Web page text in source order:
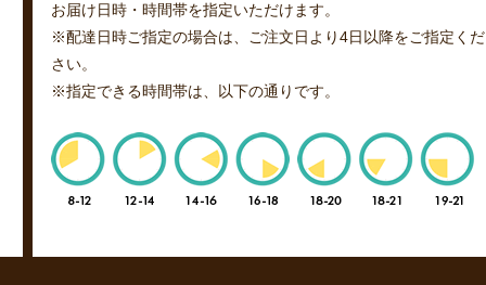
お届け日時・時間帯を指定いただけます。
※配達日時ご指定の場合は、ご注文日より4日以降をご指定くだ
さい。
※指定できる時間帯は、以下の通りです。